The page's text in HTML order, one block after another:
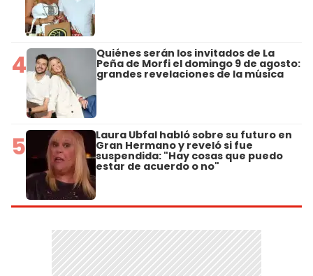
4 Quiénes serán los invitados de La
Peña de Morfi el domingo 9 de agosto:
grandes revelaciones de la música
5 Laura Ubfal habló sobre su futuro en
Gran Hermano y reveló si fue
suspendida: "Hay cosas que puedo
estar de acuerdo o no"